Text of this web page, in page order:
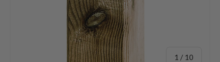
1 / de
10